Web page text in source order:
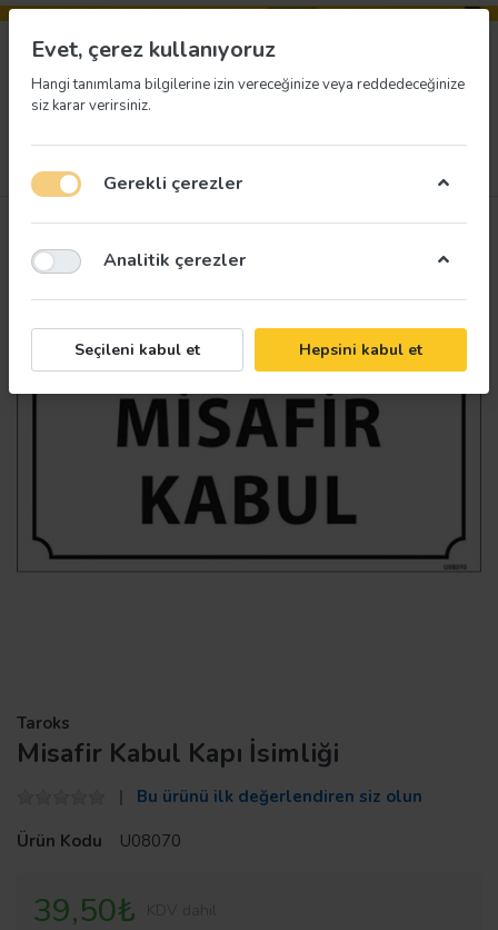
Taroks
Misafir Kabul Kapı İsimliği
Bu ürünü ilk değerlendiren siz olun
Ürün Kodu
U08070
39,50₺
Evet, çerez kullanıyoruz
Hangi tanımlama bilgilerine izin vereceğinize veya reddedeceğinize
siz karar verirsiniz.
Gerekli çerezler
Analitik çerezler
Seçileni kabul et Hepsini kabul et